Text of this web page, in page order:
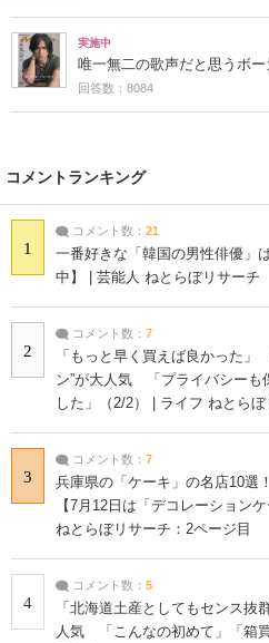
実施中
唯一無二の歌声だと思うボー
回答数：8084
コメントランキング
1
コメント数： 21
一番好きな「韓国の男性俳優」
中】 | 芸能人 ねとらぼリサーチ
2
コメント数： 7
「もっと早く買えば良かった
ン”が大人気 「プライバシーも
した」（2/2） | ライフ ねとら
3
コメント数： 7
兵庫県の「ケーキ」の名店10
【7月12日は「デコレーション
ねとらぼリサーチ：2ページ目
4
コメント数： 5
「北海道土産としてもセンス抜
人気 「こんなの初めて」「箱